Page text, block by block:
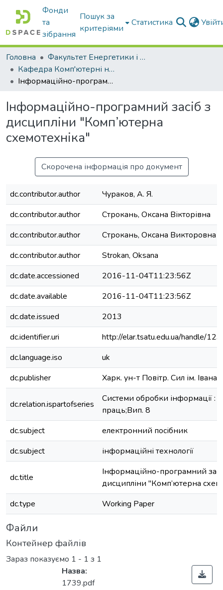
Фонди
та
зібрання
Пошук за
критеріями
Статистика
Головна
Факультет Енергетики і комп'ютерних технологій
Кафедра Комп'ютерні науки
Інформаційно-програмний засіб з дисципліни "Комп’ютерна схемотехніка"
Інформаційно-програмний засіб з
дисципліни "Комп’ютерна
схемотехніка"
Скорочена інформація про документ
dc.contributor.author
Чураков, А. Я.
dc.contributor.author
Строкань, Оксана Вікторівна
dc.contributor.author
Строкань, Оксана Викторовна
dc.contributor.author
Strokan, Oksana
dc.date.accessioned
2016-11-04T11:23:56Z
dc.date.available
2016-11-04T11:23:56Z
dc.date.issued
2013
dc.identifier.uri
http://elar.tsatu.edu.ua/handle/
dc.language.iso
uk
dc.publisher
Харк. ун-т Повітр. Сил ім.
dc.relation.ispartofseries
Системи обробки інформації :
праць;Вип. 8
dc.subject
електронний посібник
dc.subject
інформаційні технології
dc.title
Інформаційно-програмний
дисципліни "Комп’ютерна
dc.type
Working Paper
Файли
Контейнер файлів
Зараз показуємо 1 - 1 з 1
Назва:
1739.pdf